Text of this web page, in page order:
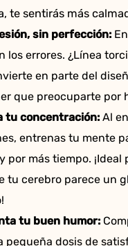
te sentirás más
sin perfección:
los errores. ¿Línea
en parte del
que preocuparte por
tu concentración: Al
entrenas tu mente
por más tiempo. ¡Ideal
tu cerebro parece un
tu buen humor:
pequeña dosis de